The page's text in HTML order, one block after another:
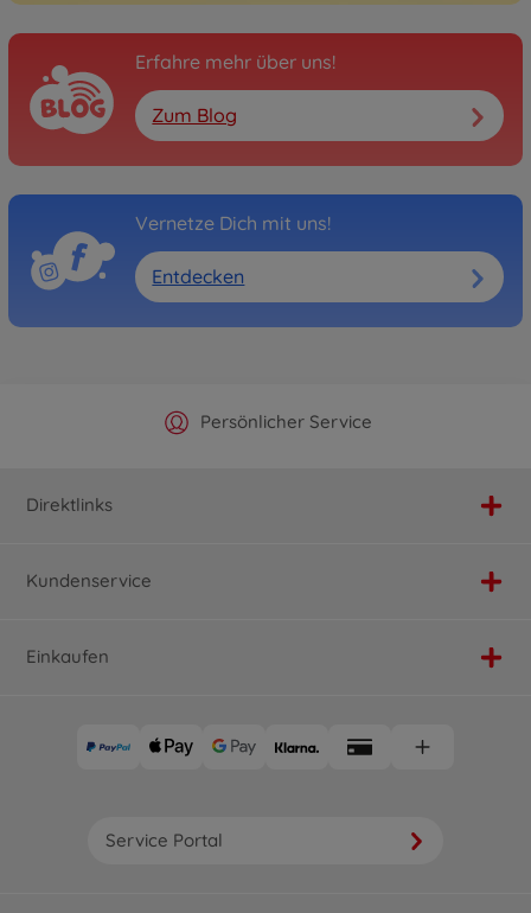
Erfahre mehr über uns!
Zum Blog
Vernetze Dich mit uns!
Entdecken
Offizieller Hersteller Shop
Persönlicher Service
Versandkostenfrei ab 25€
Schnelle Lieferung
Direktlinks
Kundenservice
Einkaufen
Service Portal